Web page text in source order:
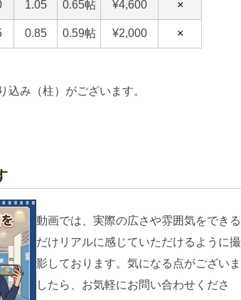
み（柱）がございます。
動画では、実際の広さや雰囲気をできる
だけリアルに感じていただけるように撮
影しております。気になる点がございま
したら、お気軽にお問い合わせくださ